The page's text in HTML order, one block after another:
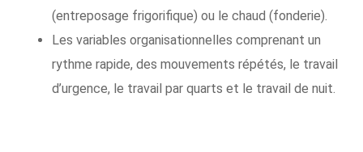
(entreposage frigorifique) ou le chaud (fonderie).
Les variables organisationnelles comprenant un
rythme rapide, des mouvements répétés, le travail
d’urgence, le travail par quarts et le travail de nuit.